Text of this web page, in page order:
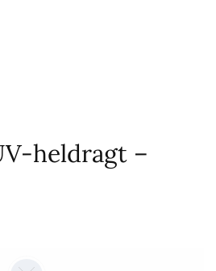
heldragt –